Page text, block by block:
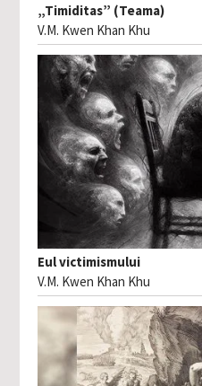
„Timiditas” (Teama)
V.M. Kwen Khan Khu
Eul victimismului
V.M. Kwen Khan Khu